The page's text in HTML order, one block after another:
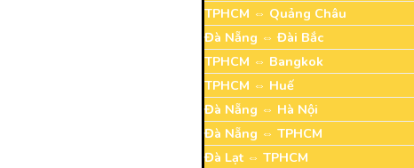
TPHCM ⇔ Quảng Châu
Đà Nẵng ⇔ Đài Bắc
TPHCM ⇔ Bangkok
TPHCM ⇔ Huế
Đà Nẵng ⇔ Hà Nội
Đà Nẵng ⇔ TPHCM
Đà Lạt ⇔ TPHCM